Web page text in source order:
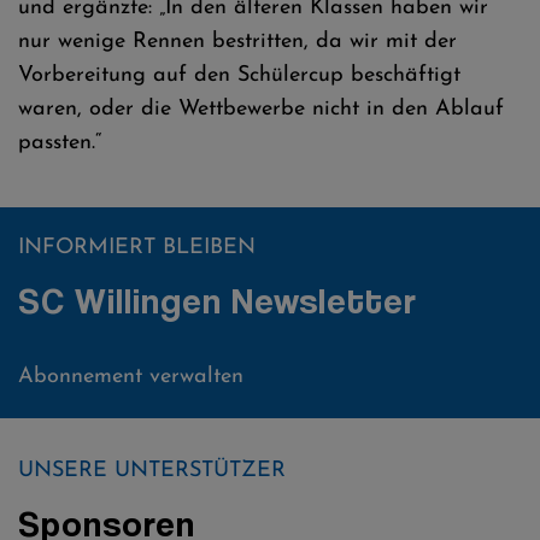
und ergänzte: „In den älteren Klassen haben wir
nur wenige Rennen bestritten, da wir mit der
Vorbereitung auf den Schülercup beschäftigt
waren, oder die Wettbewerbe nicht in den Ablauf
passten.“
INFORMIERT BLEIBEN
SC Willingen Newsletter
Abonnement verwalten
UNSERE UNTERSTÜTZER
Sponsoren